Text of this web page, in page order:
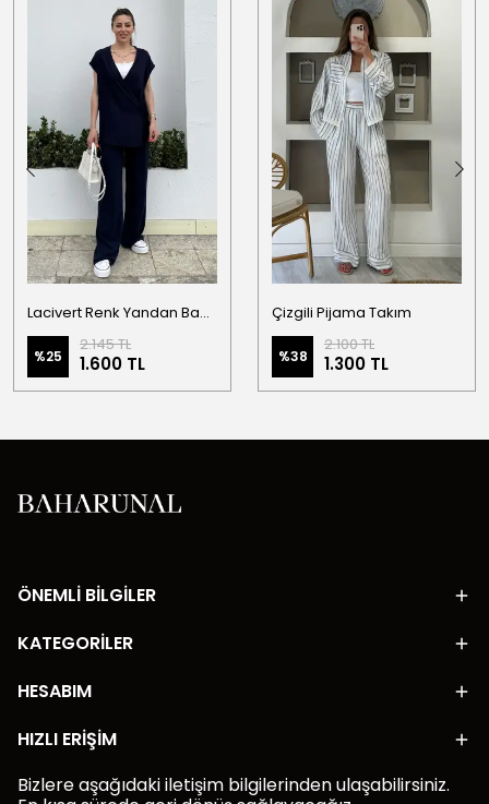
Lacivert Renk Yandan Bağlama Detaylı Yelekli Keten Takım
%25
2.145 TL
1.600 TL
Çizgili Pijama Takım
%38
2.100 TL
1.300 TL
ÖNEMLİ BİLGİLER
KATEGORİLER
HESABIM
HIZLI ERİŞİM
Bizlere aşağıdaki iletişim bilgilerinden ulaşabilirsiniz.